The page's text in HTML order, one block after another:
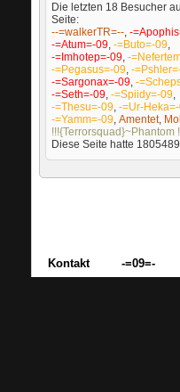
Die letzten 18 Besucher
Seite:
--=walkerTR=--, -
-=Atum=-09, -=Buto=-09,
-=Imhotep=-09, -
-=Pegasus=-09, -
-=Sargonax=-09, -
-=Seth=-09, -=Spiidy=-09,
-=Thesu=-09, -=Ur-
-=Yamm=-09, Amentet,
!!!{Terrorsquad}~Phantom
Diese Seite hatte 1805489
Kontakt -=09=-